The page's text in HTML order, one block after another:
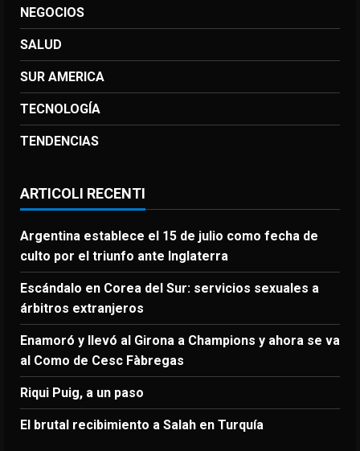
NEGOCIOS
SALUD
SUR AMERICA
TECNOLOGÍA
TENDENCIAS
ARTICOLI RECENTI
Argentina establece el 15 de julio como fecha de
culto por el triunfo ante Inglaterra
Escándalo en Corea del Sur: servicios sexuales a
árbitros extranjeros
Enamoró y llevó al Girona a Champions y ahora se va
al Como de Cesc Fàbregas
Riqui Puig, a un paso
El brutal recibimiento a Salah en Turquía